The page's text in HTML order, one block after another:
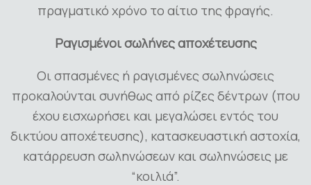
πραγματικό χρόνο το αίτιο της φραγής.
Ραγισμένοι σωλήνες αποχέτευσης
Οι σπασμένες ή ραγισμένες σωληνώσεις
προκαλούνται συνήθως από ρίζες δέντρων (που
έχου εισχωρήσει και μεγαλώσει εντός του
δικτύου αποχέτευσης), κατασκευαστική αστοχία,
κατάρρευση σωληνώσεων και σωληνώσεις με
“κοιλιά”.